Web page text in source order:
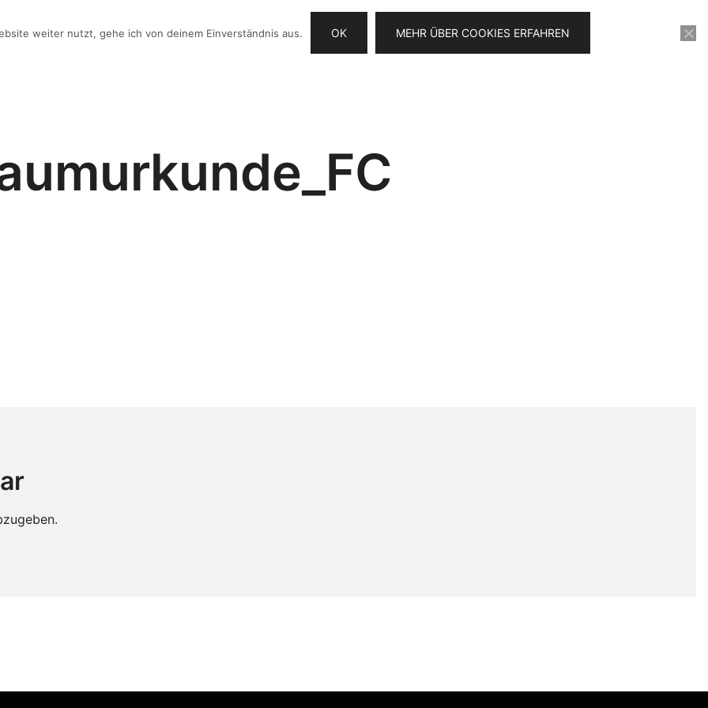
VIDEO-IDEEN CHECKLISTE ANGEBOTE KONTAKT VIDEOSERIE FÜR 0€
weiter nutzt, gehe ich von deinem Einverständnis aus. OK MEHR ÜBER COOKIES ERFAHREN